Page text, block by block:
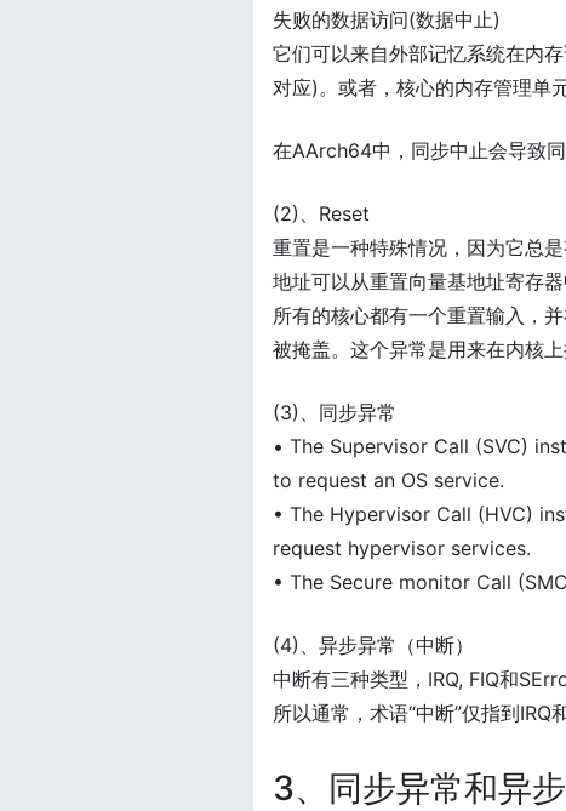
失败的数据访问(数据中止)
它们可以来自外部记忆系统在内
对应)。或者，核心的内存管理单
在AArch64中，同步中止会导致
(2)、Reset
重置是一种特殊情况，因为它总
地址可以从重置向量基地址寄存
所有的核心都有一个重置输入，
被掩盖。这个异常是用来在内核
(3)、同步异常
• The Supervisor Call (SVC)
to request an OS service.
• The Hypervisor Call (HVC)
request hypervisor services.
• The Secure monitor Call
(4)、异步异常（中断）
中断有三种类型，IRQ, FIQ和
所以通常，术语“中断”仅指到IRQ和
3、同步异常和异